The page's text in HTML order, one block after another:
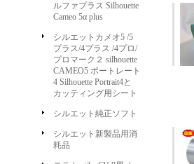
ルファプラス Silhouette
Cameo 5α plus
シルエットカメオ5 /5
プラス/4プラス /4プロ/
プロマーク２ silhouette
CAMEO5 ポートレート
4 Silhouette Portrait4と
カッティング用シート
シルエット純正ソフト
シルエット新製品用消
耗品